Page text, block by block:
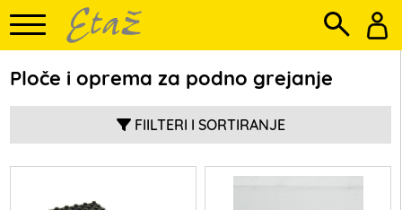
Ploče i oprema za podno grejanje
FIILTERI I SORTIRANJE